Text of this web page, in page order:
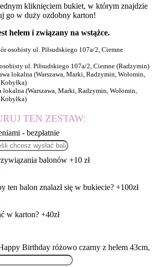
kliknięciem bukiet, w którym znajdzie
go w duży ozdobny karton!
helem i związany na wstążce.
ul. Piłsudskiego 107a/2, Ciemne (Radzymin)
(Warszawa, Marki, Radzymin, Wołomin,
TEN ZESTAW:
- bezpłatnie
balonów +10 zł
ten balon znalazł się w bukiecie? +100zł
w karton? +40zł
Birthday różowo czarny z helem 43cm,